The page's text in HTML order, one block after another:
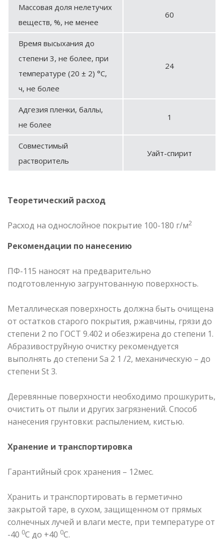
Массовая доля нелетучих
веществ, %, не менее
60
Время высыхания до
степени 3, не более, при
температуре (20 ± 2) °С,
ч, не более
24
Адгезия пленки, баллы,
не более
1
Совместимый
растворитель
Уайт-спирит
Теоретический расход
Расход на однослойное покрытие 100-180 г/м2
Рекомендации по нанесению
ПФ-115 наносят на предварительно
подготовленную загрунтованную поверхность.
Металлическая поверхность должна быть очищена
от остатков старого покрытия, ржавчины, грязи до
степени 2 по ГОСТ 9.402 и обезжирена до степени 1.
Абразивоструйную очистку рекомендуется
выполнять до степени Sa 2 1 /2, механическую – до
степени St 3.
Деревянные поверхности необходимо прошкурить,
очистить от пыли и других загрязнений. Способ
нанесения грунтовки: распылением, кистью.
Хранение и транспортировка
Гарантийный срок хранения – 12мес.
Хранить и транспортировать в герметично
закрытой таре, в сухом, защищенном от прямых
солнечных лучей и влаги месте, при температуре от
-40 0С до +40 0С.